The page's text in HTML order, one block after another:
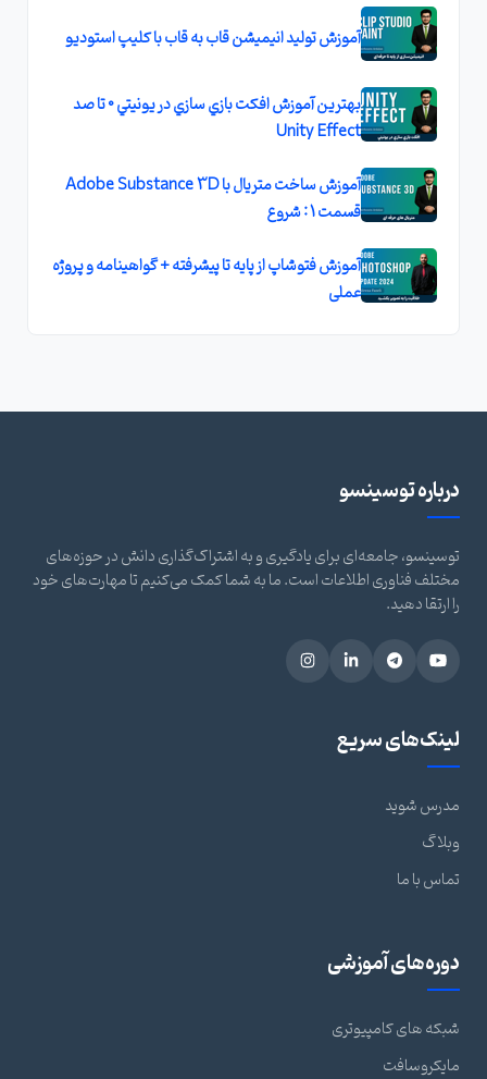
آموزش توليد انيميشن قاب به قاب با کليپ استوديو
بهترين آموزش افکت بازي سازي در يونيتي 0 تا صد
Unity Effect
آموزش ساخت متريال با Adobe Substance 3D
قسمت 1 : شروع
آموزش فتوشاپ از پایه تا پیشرفته + گواهینامه و پروژه
عملی
درباره توسینسو
توسینسو، جامعه‌ای برای یادگیری و به اشتراک‌گذاری دانش در حوزه‌های
مختلف فناوری اطلاعات است. ما به شما کمک می‌کنیم تا مهارت‌های خود
را ارتقا دهید.
لینک‌های سریع
مدرس شوید
وبلاگ
تماس با ما
دوره‌های آموزشی
شبکه های کامپیوتری
مایکروسافت